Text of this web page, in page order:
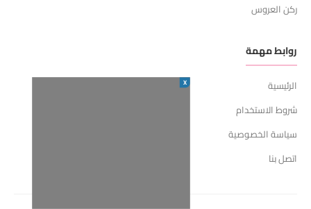
ركن العروس
روابط مهمة
الرئيسية
شروط الاستخدام
سياسة الخصوصية
اتصل بنا
X